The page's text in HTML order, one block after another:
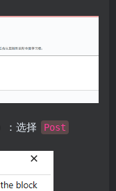
：选择 Post